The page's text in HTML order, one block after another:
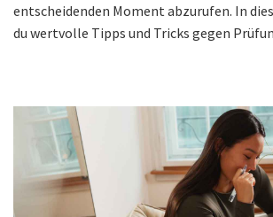
entscheidenden Moment abzurufen. In
du wertvolle Tipps und Tricks gegen